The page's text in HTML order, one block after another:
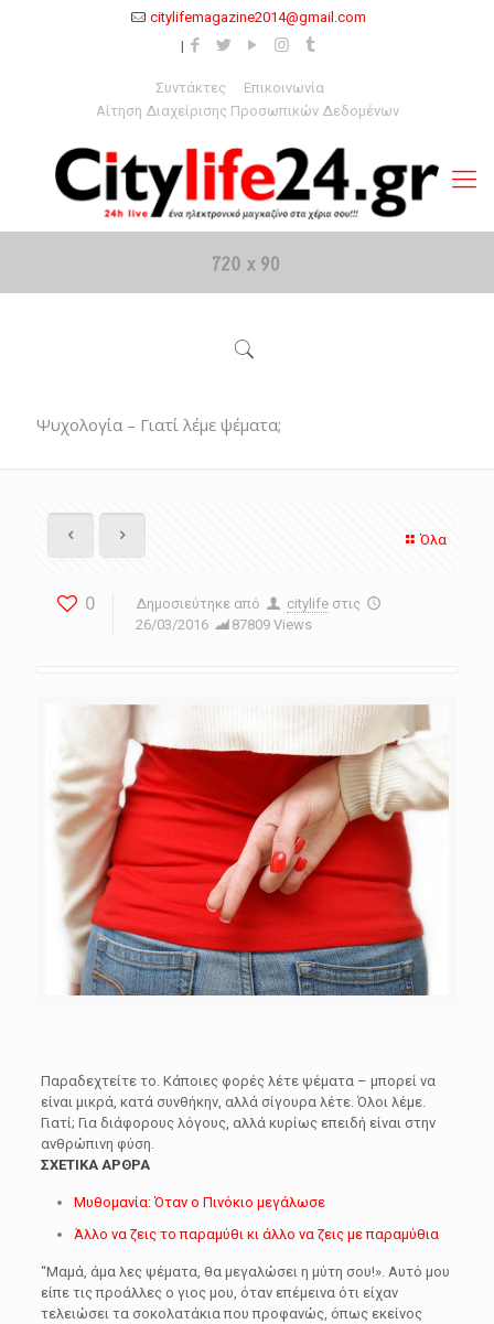
citylifemagazine2014@gmail.com
Συντάκτες
Επικοινωνία
Αίτηση Διαχείρισης Προσωπικών Δεδομένων
Ψυχολογία – Γιατί λέμε ψέματα;
Όλα
0 Δημοσιεύτηκε από citylife στις
26/03/2016
87809 Views
Παραδεχτείτε το. Κάποιες φορές λέτε ψέματα – μπορεί να
είναι μικρά, κατά συνθήκην, αλλά σίγουρα λέτε. Όλοι λέμε.
Γιατί; Για διάφορους λόγους, αλλά κυρίως επειδή είναι στην
ανθρώπινη φύση.
ΣΧΕΤΙΚΑ ΑΡΘΡΑ
Μυθομανία: Όταν ο Πινόκιο μεγάλωσε
Άλλο να ζεις το παραμύθι κι άλλο να ζεις με παραμύθια
“Μαμά, άμα λες ψέματα, θα μεγαλώσει η μύτη σου!». Αυτό μου
είπε τις προάλλες ο γιος μου, όταν επέμεινα ότι είχαν
τελειώσει τα σοκολατάκια που προφανώς, όπως εκείνος